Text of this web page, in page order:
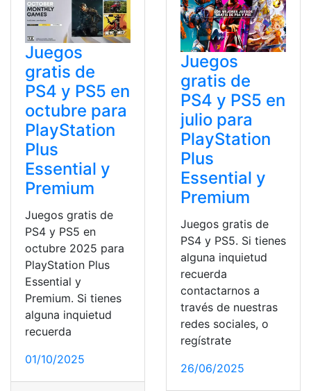
Juegos
gratis de
PS4 y PS5 en
octubre para
PlayStation
Plus
Essential y
Premium
Juegos gratis de
PS4 y PS5 en
octubre 2025 para
PlayStation Plus
Essential y
Premium. Si tienes
alguna inquietud
recuerda
01/10/2025
Juegos
gratis de
PS4 y PS5 en
julio para
PlayStation
Plus
Essential y
Premium
Juegos gratis de
PS4 y PS5. Si tienes
alguna inquietud
recuerda
contactarnos a
través de nuestras
redes sociales, o
regístrate
26/06/2025